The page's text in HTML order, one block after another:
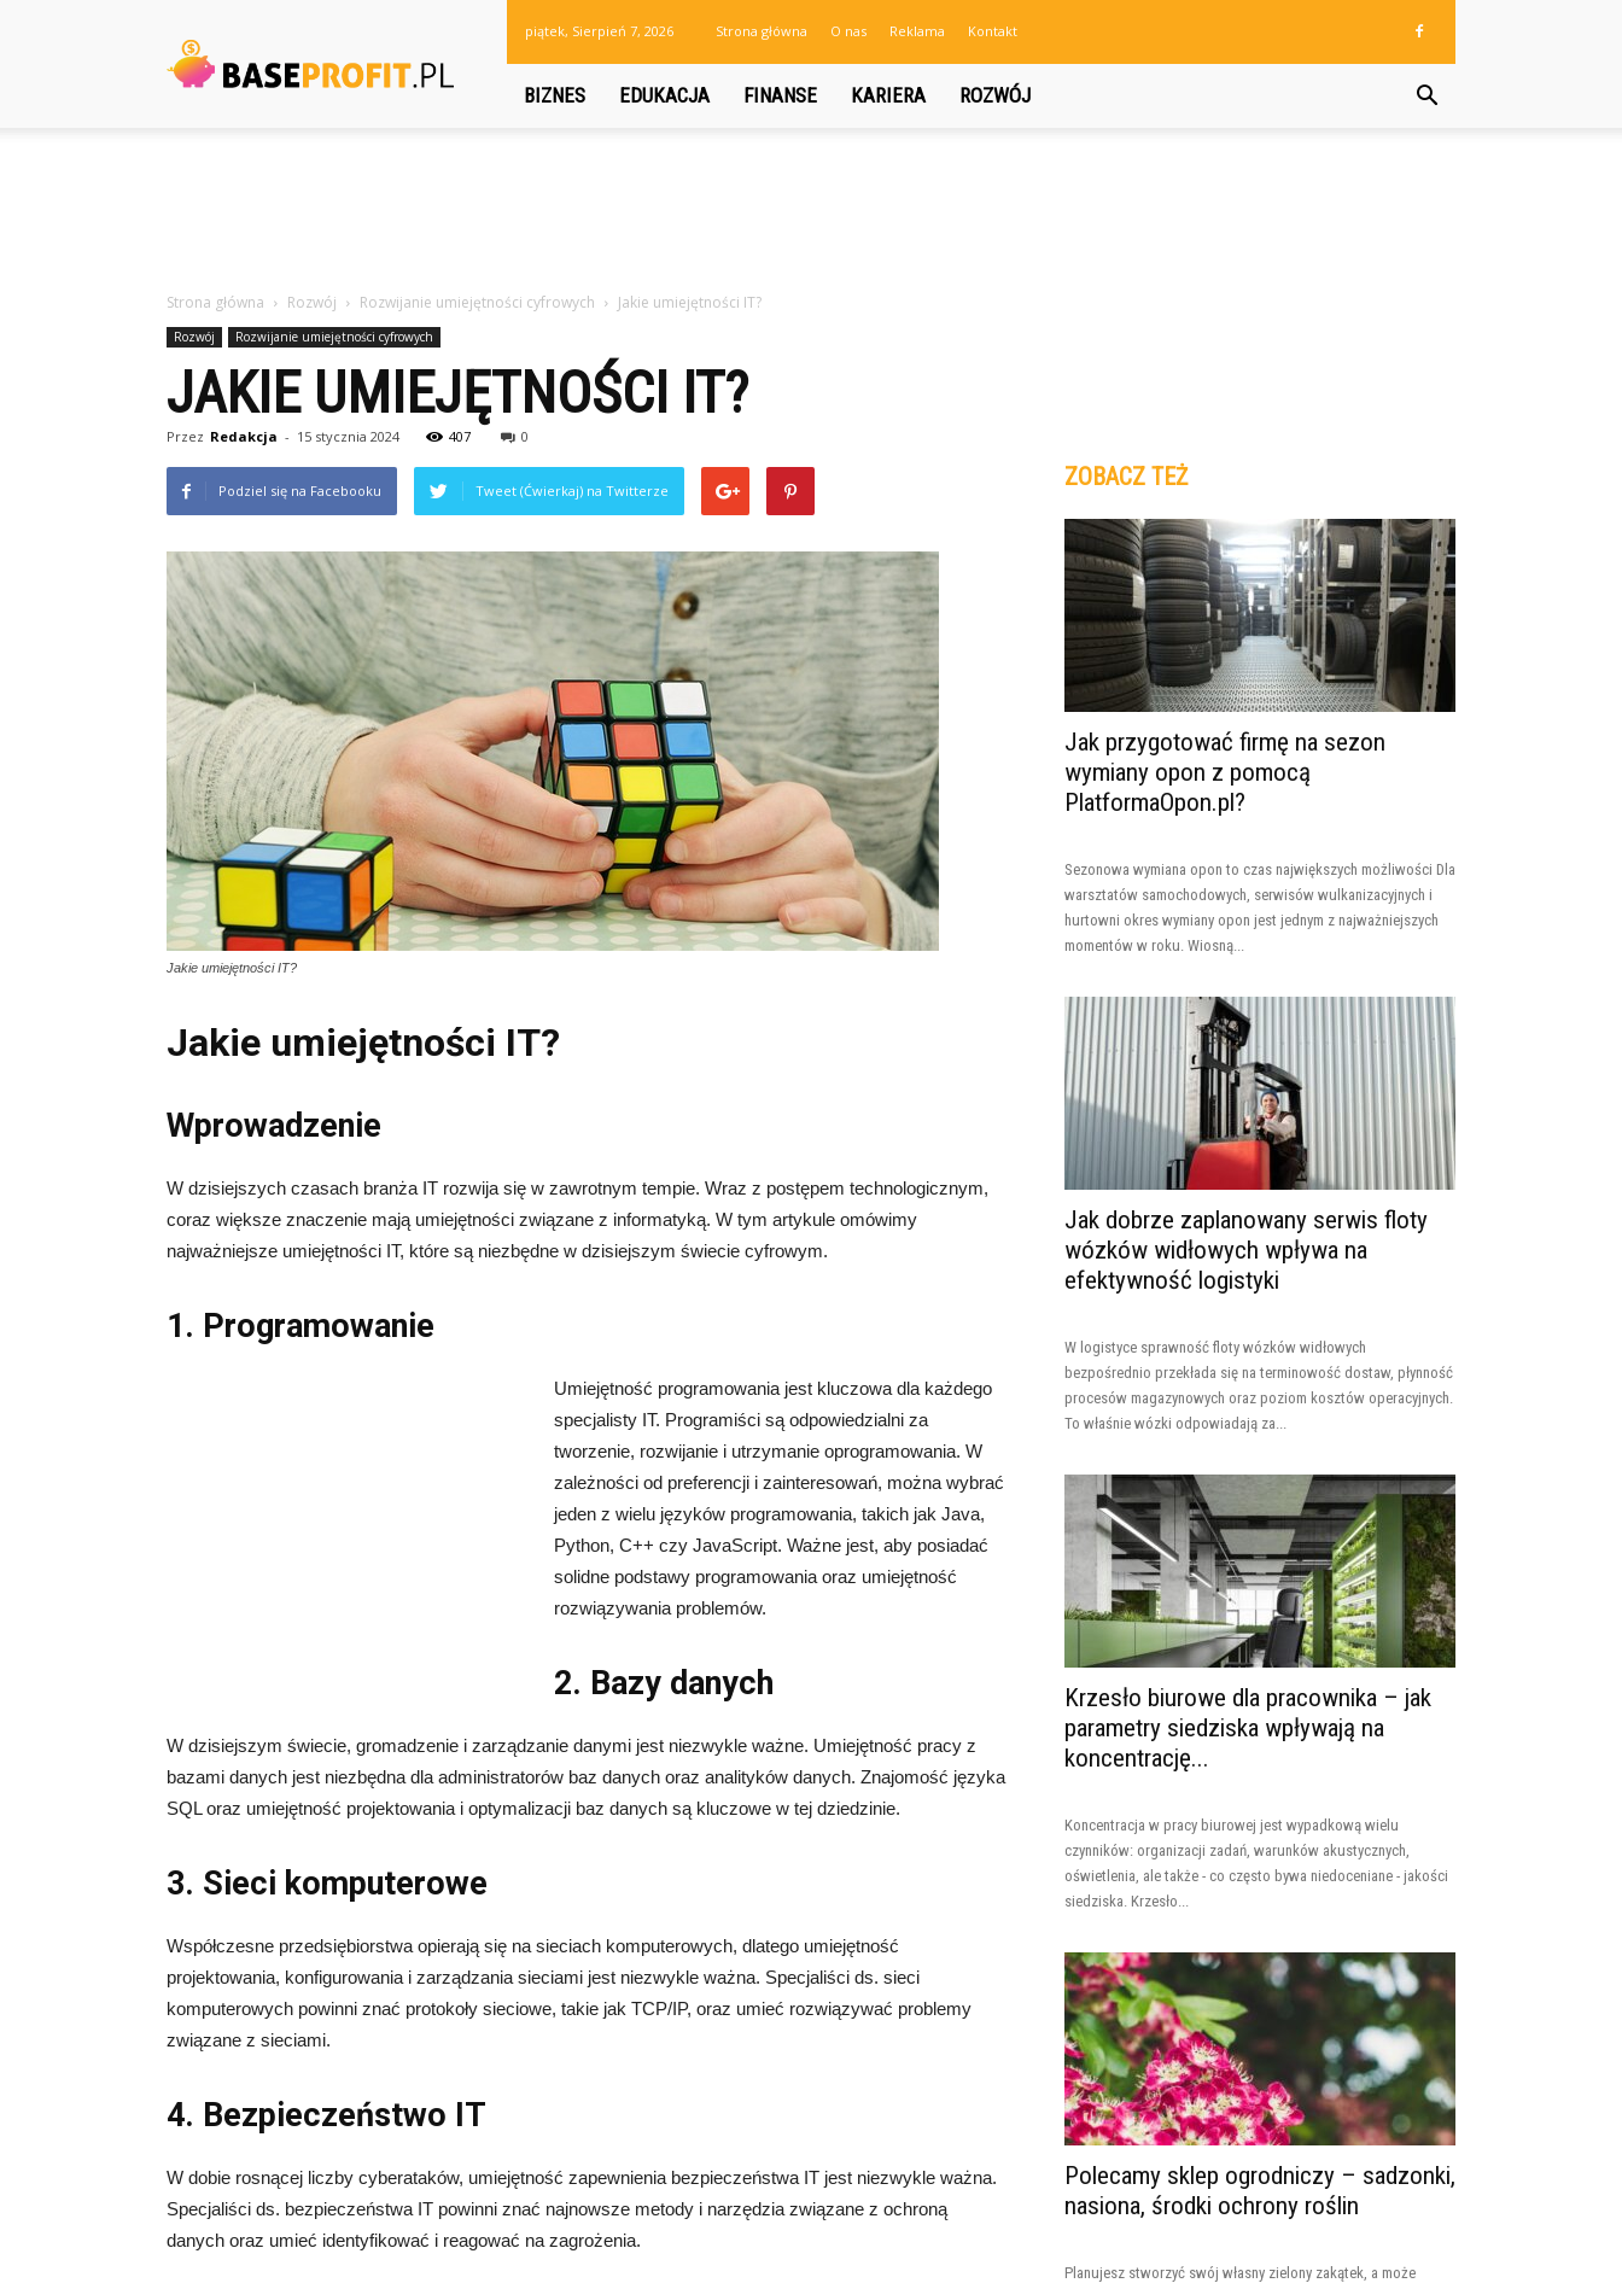
piątek, Sierpień 7, 2026 Strona główna O nas Reklama Kontakt
BIZNES EDUKACJA FINANSE KARIERA ROZWÓJ
Strona główna Rozwój Rozwijanie umiejętności cyfrowych Jakie umiejętności IT?
Rozwój Rozwijanie umiejętności cyfrowych
JAKIE UMIEJĘTNOŚCI IT?
Przez Redakcja - 15 stycznia 2024 407 0
Podziel się na Facebooku Tweet (Ćwierkaj) na Twitterze
Jakie umiejętności IT?
Jakie umiejętności IT?
Wprowadzenie
W dzisiejszych czasach branża IT rozwija się w zawrotnym tempie. Wraz z postępem technologicznym,
coraz większe znaczenie mają umiejętności związane z informatyką. W tym artykule omówimy
najważniejsze umiejętności IT, które są niezbędne w dzisiejszym świecie cyfrowym.
1. Programowanie
Umiejętność programowania jest kluczowa dla każdego
specjalisty IT. Programiści są odpowiedzialni za
tworzenie, rozwijanie i utrzymanie oprogramowania. W
zależności od preferencji i zainteresowań, można wybrać
jeden z wielu języków programowania, takich jak Java,
Python, C++ czy JavaScript. Ważne jest, aby posiadać
solidne podstawy programowania oraz umiejętność
rozwiązywania problemów.
2. Bazy danych
W dzisiejszym świecie, gromadzenie i zarządzanie danymi jest niezwykle ważne. Umiejętność pracy z
bazami danych jest niezbędna dla administratorów baz danych oraz analityków danych. Znajomość języka
SQL oraz umiejętność projektowania i optymalizacji baz danych są kluczowe w tej dziedzinie.
3. Sieci komputerowe
Współczesne przedsiębiorstwa opierają się na sieciach komputerowych, dlatego umiejętność
projektowania, konfigurowania i zarządzania sieciami jest niezwykle ważna. Specjaliści ds. sieci
komputerowych powinni znać protokoły sieciowe, takie jak TCP/IP, oraz umieć rozwiązywać problemy
związane z sieciami.
4. Bezpieczeństwo IT
W dobie rosnącej liczby cyberataków, umiejętność zapewnienia bezpieczeństwa IT jest niezwykle ważna.
Specjaliści ds. bezpieczeństwa IT powinni znać najnowsze metody i narzędzia związane z ochroną
danych oraz umieć identyfikować i reagować na zagrożenia.
ZOBACZ TEŻ
Jak przygotować firmę na sezon
wymiany opon z pomocą
PlatformaOpon.pl?
Sezonowa wymiana opon to czas największych możliwości Dla
warsztatów samochodowych, serwisów wulkanizacyjnych i
hurtowni okres wymiany opon jest jednym z najważniejszych
momentów w roku. Wiosną...
Jak dobrze zaplanowany serwis floty
wózków widłowych wpływa na
efektywność logistyki
W logistyce sprawność floty wózków widłowych
bezpośrednio przekłada się na terminowość dostaw, płynność
procesów magazynowych oraz poziom kosztów operacyjnych.
To właśnie wózki odpowiadają za...
Krzesło biurowe dla pracownika – jak
parametry siedziska wpływają na
koncentrację...
Koncentracja w pracy biurowej jest wypadkową wielu
czynników: organizacji zadań, warunków akustycznych,
oświetlenia, ale także - co często bywa niedoceniane - jakości
siedziska. Krzesło...
Polecamy sklep ogrodniczy – sadzonki,
nasiona, środki ochrony roślin
Planujesz stworzyć swój własny zielony zakątek, a może